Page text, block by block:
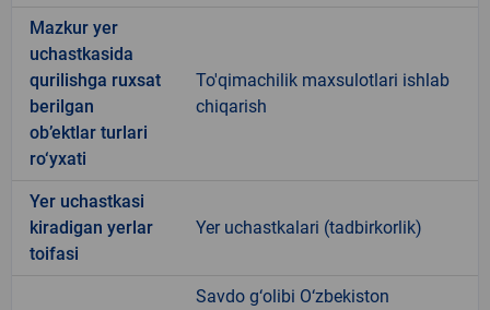
Mazkur yer
uchastkasida
qurilishga ruxsat
berilgan
ob’ektlar turlari
ro‘yxati
To'qimachilik maxsulotlari ishlab
chiqarish
Yer uchastkasi
kiradigan yerlar
toifasi
Yer uchastkalari (tadbirkorlik)
Savdo g‘olibi O‘zbekiston